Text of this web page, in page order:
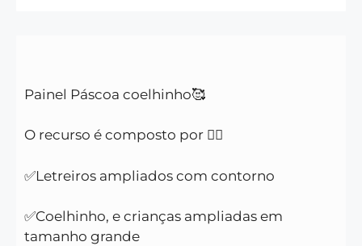
Painel Páscoa coelhinho🥰
O recurso é composto por 👇🏻
✅Letreiros ampliados com contorno
✅Coelhinho, e crianças ampliadas em
tamanho grande